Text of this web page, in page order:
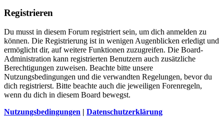
Registrieren
Du musst in diesem Forum registriert sein, um dich anmelden zu
können. Die Registrierung ist in wenigen Augenblicken erledigt und
ermöglicht dir, auf weitere Funktionen zuzugreifen. Die Board-
Administration kann registrierten Benutzern auch zusätzliche
Berechtigungen zuweisen. Beachte bitte unsere
Nutzungsbedingungen und die verwandten Regelungen, bevor du
dich registrierst. Bitte beachte auch die jeweiligen Forenregeln,
wenn du dich in diesem Board bewegst.
Nutzungsbedingungen | Datenschutzerklärung